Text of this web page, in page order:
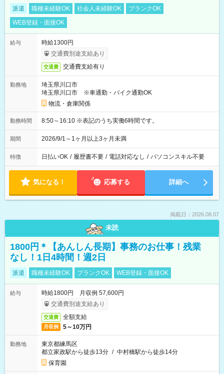
派遣 職種未経験OK 社会人未経験OK
ブランクOK
WEB登録・面接OK
給与
時給1300円
交通費別途支給あり
交通費 交通費支給有り
勤務地
埼玉県川口市
埼玉県川口市 ※車通勤・バイク通勤OK
物流・倉庫関係
勤務時間 8:50～16:10 ※表記のうち実働6時間です。
期間 2026/9/1～1ヶ月以上3ヶ月未満
特徴 日払いOK / 履歴書不要 / 電話対応なし / パソコンスキル不要
気になる！ 応募する 詳細へ
掲載日：2026.08.07
未読
1800円＊【あんしん長期】事務のお仕事！残業
なし！1日4時間！週2日
派遣 職種未経験OK ブランクOK WEB登録・面接OK
給与
時給1800円 月収例 57,600円
交通費別途支給あり
交通費 全額支給
月収例 5～10万円
勤務地
東京都練馬区
都立家政駅から徒歩13分 / 中村橋駅から徒歩14分
保育園